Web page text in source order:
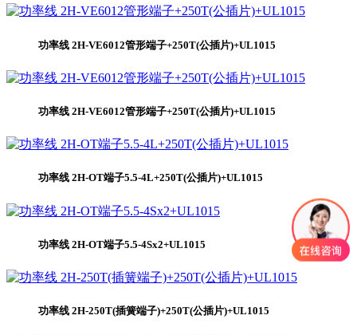
功率线 2H-VE6012管形端子+250T(公插片)+UL1015
功率线 2H-VE6012管形端子+250T(公插片)+UL1015
功率线 2H-OT端子5.5-4L+250T(公插片)+UL1015
功率线 2H-OT端子5.5-4Sx2+UL1015
功率线 2H-250T(插簧端子)+250T(公插片)+UL1015